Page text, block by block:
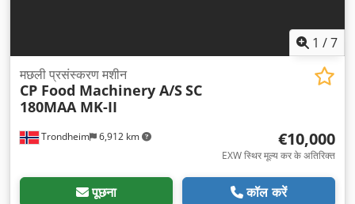
1 /7
Trondheim 6,912 km
मछली प्रसंस्करण मशीन
CP Food Machinery A/SSC
180MAA MK-II
€10,000
EXW स्थिर मूल्य कर के अतिरिक्त
पूछना कॉल करें